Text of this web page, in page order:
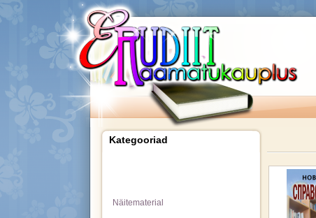
Kategooriad
Näitematerial